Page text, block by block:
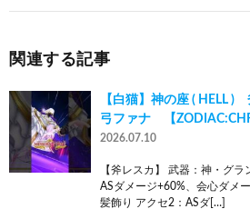
関連する記事
【白猫】神の座 ( HELL )
弓ファナ 【
2026.07.10
【斧レスカ】 武器：神・グ
ASダメージ+60%、会心ダメ
髪飾り アクセ2：ASダ[…]